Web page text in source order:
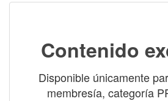
Contenido
Disponible únicamente
membresía, categoría